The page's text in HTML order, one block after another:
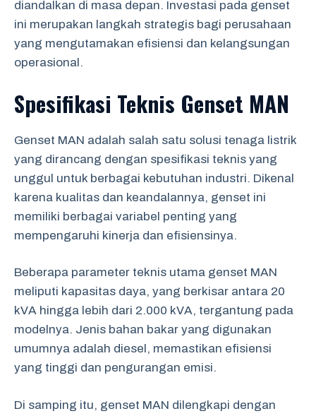
diandalkan di masa depan. Investasi pada genset
ini merupakan langkah strategis bagi perusahaan
yang mengutamakan efisiensi dan kelangsungan
operasional.
Spesifikasi Teknis Genset MAN
Genset MAN adalah salah satu solusi tenaga listrik
yang dirancang dengan spesifikasi teknis yang
unggul untuk berbagai kebutuhan industri. Dikenal
karena kualitas dan keandalannya, genset ini
memiliki berbagai variabel penting yang
mempengaruhi kinerja dan efisiensinya.
Beberapa parameter teknis utama genset MAN
meliputi kapasitas daya, yang berkisar antara 20
kVA hingga lebih dari 2.000 kVA, tergantung pada
modelnya. Jenis bahan bakar yang digunakan
umumnya adalah diesel, memastikan efisiensi
yang tinggi dan pengurangan emisi.
Di samping itu, genset MAN dilengkapi dengan